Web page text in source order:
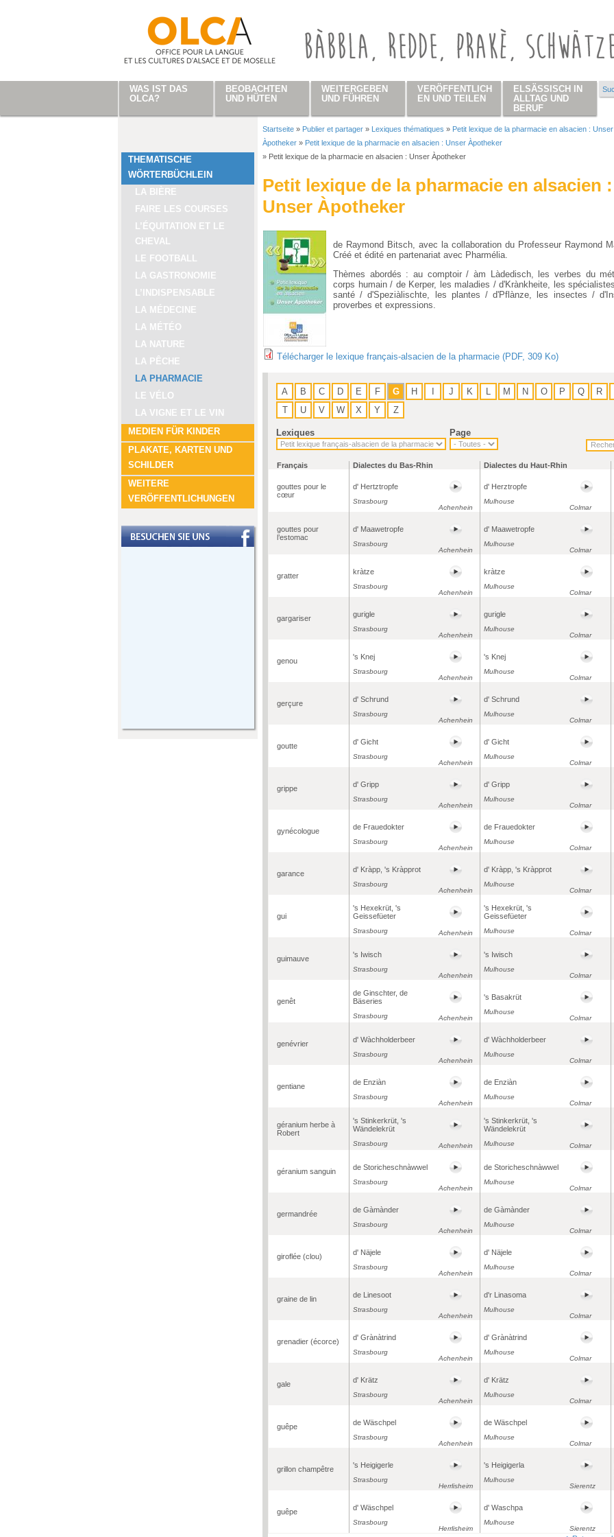
THEMATISCHE
WÖRTERBÜCHLEIN
LA BIÈRE
FAIRE LES COURSES
L’ÉQUITATION ET LE
CHEVAL
LE FOOTBALL
LA GASTRONOMIE
L’INDISPENSABLE
LA MÉDECINE
LA MÉTÉO
LA NATURE
LA PÊCHE
LA PHARMACIE
LE VÉLO
LA VIGNE ET LE VIN
MEDIEN FÜR KINDER
PLAKATE, KARTEN UND
SCHILDER
WEITERE
VERÖFFENTLICHUNGEN
Sie sind hier
Startseite » Publier et partager » Lexiques thématiques » Petit lexique de la pharmacie en alsacien : Unser
Àpotheker » Petit lexique de la pharmacie en alsacien : Unser Àpotheker
» Petit lexique de la pharmacie en alsacien : Unser Àpotheker
Petit lexique de la pharmacie en alsacien :
Unser Àpotheker
de Raymond Bitsch, avec la collaboration du Professeur Raymond
Créé et édité en partenariat avec Pharmélia.
Thèmes abordés : au comptoir / àm Làdedisch, les verbes du
corps humain / de Kerper, les maladies / d'Krànkheite, les
santé / d'Speziàlischte, les plantes / d'Pflànze, les insectes /
proverbes et expressions.
Télécharger le lexique français-alsacien de la pharmacie (PDF, 309 Ko)
A B C D E F G H J K M N O P Q R
T
U V W X Y Z
Lexiques Page
Français Dialectes du Bas-Rhin Dialectes du Haut-Rhin
gouttes pour le
cœur
d' Hertztropfe
Strasbourg
Achenhein
d' Herztropfe
Mulhouse
Colmar
gouttes pour
l’estomac
d' Maawetropfe
Strasbourg
Achenhein
d' Maawetropfe
Mulhouse
Colmar
gratter kràtze
Strasbourg
Achenhein
kràtze
Mulhouse
Colmar
gargariser gurigle
Strasbourg
Achenhein
gurigle
Mulhouse
Colmar
genou 's Knej
Strasbourg
Achenhein
's Knej
Mulhouse
Colmar
gerçure d' Schrund
Strasbourg
Achenhein
d' Schrund
Mulhouse
Colmar
goutte d' Gicht
Strasbourg
Achenhein
d' Gicht
Mulhouse
Colmar
grippe d' Gripp
Strasbourg
Achenhein
d' Gripp
Mulhouse
Colmar
gynécologue de Frauedokter
Strasbourg
Achenhein
de Frauedokter
Mulhouse
Colmar
garance d' Kràpp, 's Kràpprot
Strasbourg
Achenhein
d' Kràpp, 's Kràpprot
Mulhouse
Colmar
gui
's Hexekrüt, 's
Geissefüeter
Strasbourg Achenhein
's Hexekrüt, 's
Geissefüeter
Mulhouse Colmar
guimauve 's Iwisch
Strasbourg
Achenhein
's Iwisch
Mulhouse
Colmar
genêt
de Ginschter, de
Bäseries
Strasbourg Achenhein
's Basakrüt
Mulhouse
Colmar
genévrier d' Wàchholderbeer
Strasbourg
Achenhein
d' Wàchholderbeer
Mulhouse
Colmar
gentiane de Enziàn
Strasbourg
Achenhein
de Enziàn
Mulhouse
Colmar
géranium herbe à
Robert
's Stinkerkrüt, 's
Wändelekrüt
Strasbourg Achenhein
's Stinkerkrüt, 's
Wändelekrüt
Mulhouse Colmar
géranium sanguin de Storicheschnàwwel
Strasbourg
Achenhein
de Storicheschnàwwel
Mulhouse
Colmar
germandrée de Gàmànder
Strasbourg
Achenhein
de Gàmànder
Mulhouse
Colmar
giroflée (clou) d' Näjele
Strasbourg
Achenhein
d' Näjele
Mulhouse
Colmar
graine de lin de Linesoot
Strasbourg
Achenhein
d'r Linasoma
Mulhouse
Colmar
grenadier (écorce) d' Grànàtrind
Strasbourg
Achenhein
d' Grànàtrind
Mulhouse
Colmar
gale d' Krätz
Strasbourg
Achenhein
d' Krätz
Mulhouse
Colmar
guêpe de Wäschpel
Strasbourg
Achenhein
de Wäschpel
Mulhouse
Colmar
grillon champêtre 's Heigigerle
Strasbourg
Herrlisheim
's Heigigerla
Mulhouse
Sierentz
guêpe d' Wäschpel
Strasbourg
Herrlisheim
d' Waschpa
Mulhouse
Sierentz
WAS IST DAS
OLCA?
BEOBACHTEN
UND HÜTEN
WEITERGEBEN
UND FÜHREN
VERÖFFENTLICH
EN UND TEILEN
ELSÄSSISCH IN
ALLTAG UND
BERUF